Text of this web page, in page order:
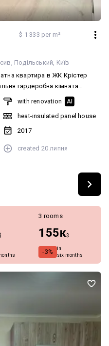
$ 1 333 per m²
Подільський Київ
квартира в ЖК Крістер
гардеробна кімната
сан вузол роздільний кухня
усім необхідним для
В будинку 3 ліфти В
магазинів, салонів краси,
with renovation AI
heat-insulated panel house
2017
created 20 липня
3 rooms
155к$
-3%
in
six months